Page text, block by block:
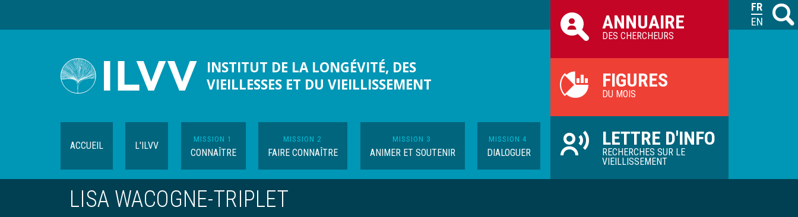
M
INSTITUT DE LA LONGÉVITÉ, DES
VIEILLESSES ET DU VIEILLISSEMENT
ACCUEIL L'ILVV
MISSION 1
CONNAÎTRE
MISSION 2
FAIRE CONNAÎTRE
MISSION 3
ANIMER ET SOUTENIR
MISSION 4
DIALOGUER
ILVV
ANNUAIRE
DES CHERCHEURS
FIGURES
DU MOIS
LETTRE D'INFO
RECHERCHES SUR LE
VIEILLISSEMENT
LISA WACOGNE-TRIPLET
FRANÇAIS
ENGLISH